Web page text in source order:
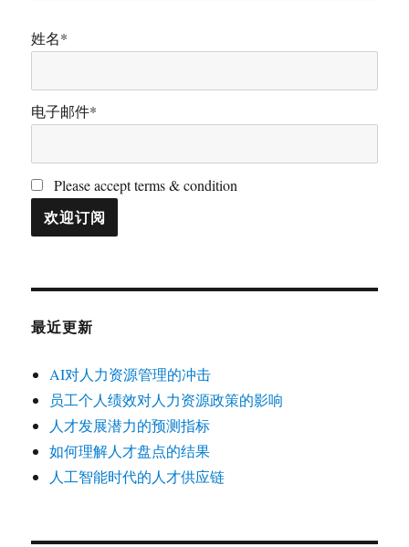
姓名*
电子邮件*
Please accept terms & condition
最近更新
AI对人力资源管理的冲击
员工个人绩效对人力资源政策的影响
人才发展潜力的预测指标
如何理解人才盘点的结果
人工智能时代的人才供应链